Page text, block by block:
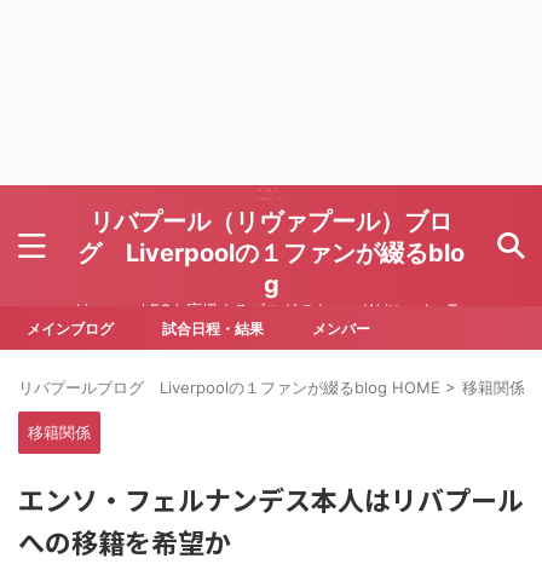
リバプール（リヴァプール）ブロ
グ Liverpoolの１ファンが綴るblo
g
Liverpool FCを応援するブログです Written by To
ru Yoda
メインブログ 試合日程・結果 メンバー
リバプールブログ Liverpoolの１ファンが綴るblog HOME > 移籍関係
移籍関係
エンソ・フェルナンデス本人はリバプール
への移籍を希望か